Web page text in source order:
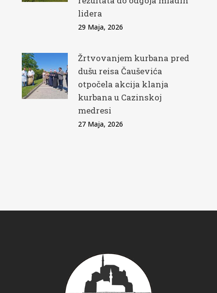
lidera
29 Maja, 2026
Žrtvovanjem kurbana pred
dušu reisa Čauševića
otpočela akcija klanja
kurbana u Cazinskoj
medresi
27 Maja, 2026